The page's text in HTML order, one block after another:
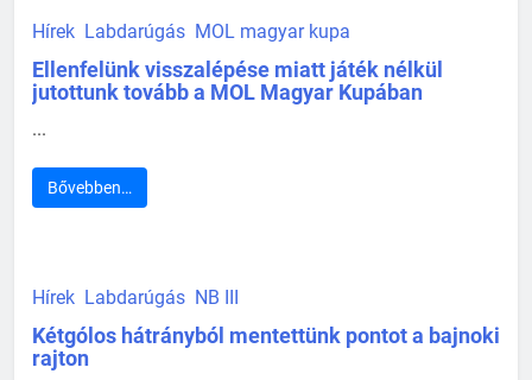
Hírek Labdarúgás MOL magyar kupa
Ellenfelünk visszalépése miatt játék nélkül
jutottunk tovább a MOL Magyar Kupában
...
Bővebben…
Hírek Labdarúgás NB III
Kétgólos hátrányból mentettünk pontot a bajnoki
rajton